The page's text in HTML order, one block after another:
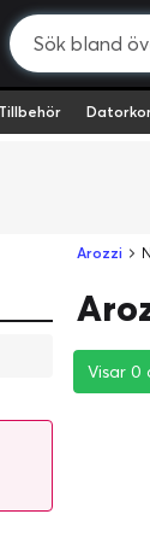
Arozzi
Visar 0
Visar 0
Visar 0